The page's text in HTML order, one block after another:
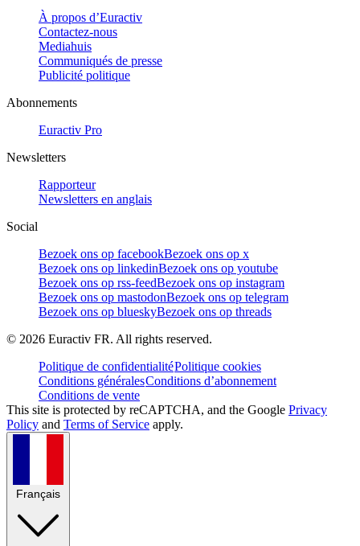
À propos d’Euractiv
Contactez-nous
Mediahuis
Communiqués de presse
Publicité politique
Abonnements
Euractiv Pro
Newsletters
Rapporteur
Newsletters en anglais
Social
Bezoek ons op facebookBezoek ons op x
Bezoek ons op linkedinBezoek ons op youtube
Bezoek ons op rss-feedBezoek ons op instagram
Bezoek ons op mastodonBezoek ons op telegram
Bezoek ons op blueskyBezoek ons op threads
© 2026 Euractiv FR. All rights reserved.
Politique de confidentialitéPolitique cookies
Conditions généralesConditions d’abonnement
Conditions de vente
This site is protected by reCAPTCHA, and the Google Privacy
Policy and Terms of Service apply.
Français